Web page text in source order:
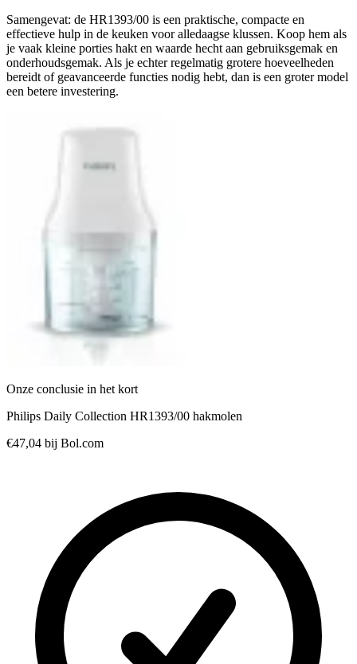
Samengevat: de HR1393/00 is een praktische, compacte en
effectieve hulp in de keuken voor alledaagse klussen. Koop hem als
je vaak kleine porties hakt en waarde hecht aan gebruiksgemak en
onderhoudsgemak. Als je echter regelmatig grotere hoeveelheden
bereidt of geavanceerde functies nodig hebt, dan is een groter model
een betere investering.
Onze conclusie in het kort
Philips Daily Collection HR1393/00 hakmolen
€47,04 bij Bol.com